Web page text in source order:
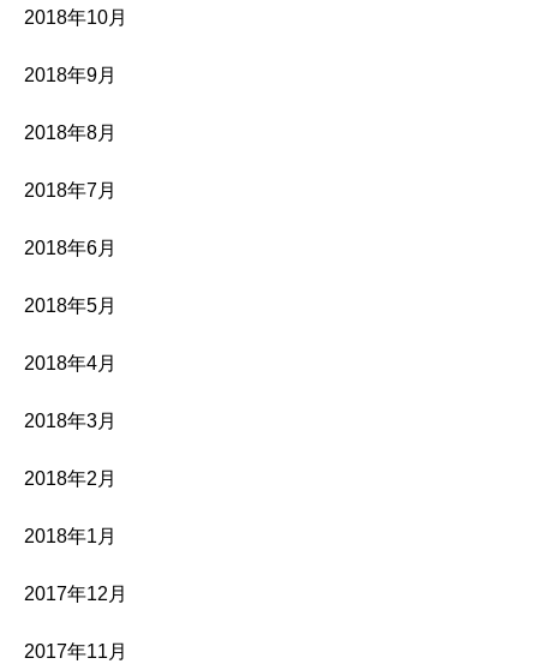
2018年10月
2018年9月
2018年8月
2018年7月
2018年6月
2018年5月
2018年4月
2018年3月
2018年2月
2018年1月
2017年12月
2017年11月